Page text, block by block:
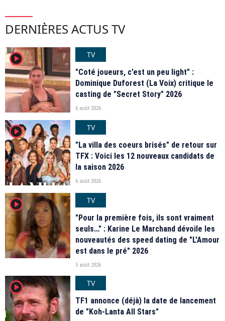
DERNIÈRES ACTUS TV
player2
TV
"Coté joueurs, c’est un peu light" :
Dominique Duforest (La Voix) critique le
casting de "Secret Story" 2026
6 août 2026
player2
TV
"La villa des coeurs brisés" de retour sur
TFX : Voici les 12 nouveaux candidats de
la saison 2026
6 août 2026
player2
TV
"Pour la première fois, ils sont vraiment
seuls…" : Karine Le Marchand dévoile les
nouveautés des speed dating de "L'Amour
est dans le pré" 2026
5 août 2026
player2
TV
TF1 annonce (déjà) la date de lancement
de "Koh-Lanta All Stars"